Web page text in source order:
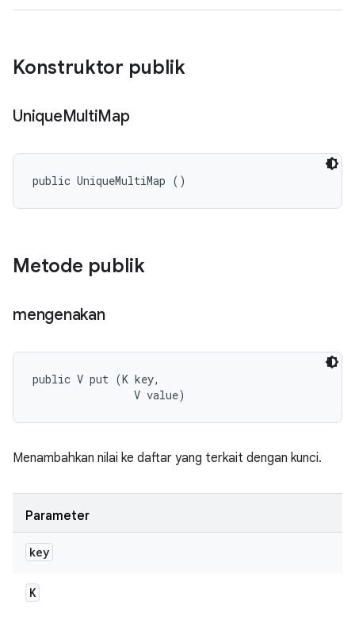
Konstruktor publik
UniqueMultiMap
public UniqueMultiMap ()
Metode publik
mengenakan
public V put (K key,
                V value)
Menambahkan nilai ke daftar yang terkait dengan kunci.
Parameter
key
K